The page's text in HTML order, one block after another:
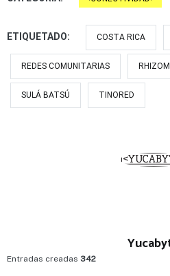
ETIQUETADO: COSTA RICA
REDES COMUNITARIAS
SULÁ BATSÚ TINORED
Entradas creadas 342